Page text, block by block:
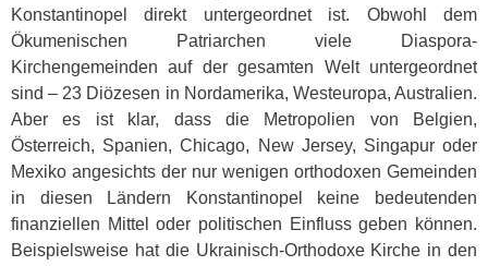
Konstantinopel direkt untergeordnet ist. Obwohl dem
Ökumenischen Patriarchen viele Diaspora-
Kirchengemeinden auf der gesamten Welt untergeordnet
sind – 23 Diözesen in Nordamerika, Westeuropa, Australien.
Aber es ist klar, dass die Metropolien von Belgien,
Österreich, Spanien, Chicago, New Jersey, Singapur oder
Mexiko angesichts der nur wenigen orthodoxen Gemeinden
in diesen Ländern Konstantinopel keine bedeutenden
finanziellen Mittel oder politischen Einfluss geben können.
Beispielsweise hat die Ukrainisch-Orthodoxe Kirche in den